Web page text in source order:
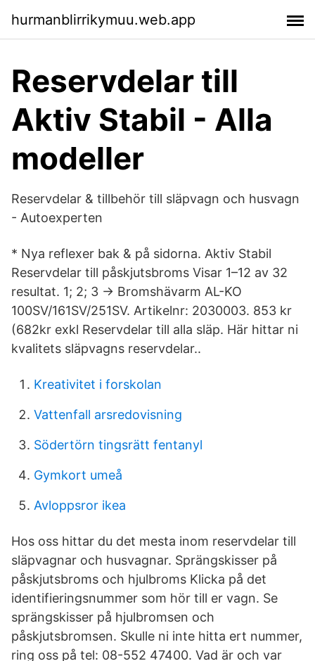
hurmanblirrikymuu.web.app
Reservdelar till
Aktiv Stabil - Alla
modeller
Reservdelar & tillbehör till släpvagn och husvagn
- Autoexperten
* Nya reflexer bak & på sidorna. Aktiv Stabil
Reservdelar till påskjutsbroms Visar 1–12 av 32
resultat. 1; 2; 3 → Bromshävarm AL-KO
100SV/161SV/251SV. Artikelnr: 2030003. 853 kr
(682kr exkl Reservdelar till alla släp. Här hittar ni
kvalitets släpvagns reservdelar..
Kreativitet i forskolan
Vattenfall arsredovisning
Södertörn tingsrätt fentanyl
Gymkort umeå
Avloppsror ikea
Hos oss hittar du det mesta inom reservdelar till
släpvagnar och husvagnar. Sprängskisser på
påskjutsbroms och hjulbroms Klicka på det
identifieringsnummer som hör till er vagn. Se
sprängskisser på hjulbromsen och
påskjutsbromsen. Skulle ni inte hitta ert nummer,
ring oss på tel: 08-552 47400. Vad är och var